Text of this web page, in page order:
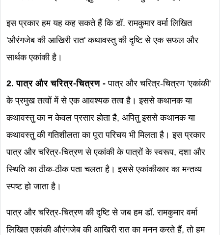
इस प्रकार हम यह कह सकते हैं कि डॉ. रामकुमार वर्मा लिखित
'औरंगजेब की आखिरी रात' कथावस्तु की दृष्टि से एक सफल और
सार्थक एकांकी है।
2. पात्र और चरित्र-चित्रण -पात्र और चरित्र-चित्रण 'एकांकी'
के प्रमुख तत्वों में से एक आवश्यक तत्व है। इससे कथानक या
कथावस्तु का न केवल प्रसार होता है, अपितु इससे कथानक या
कथावस्तु की गतिशीलता का पूरा परिचय भी मिलता है। इस प्रकार
पात्र और चरित्र-चित्रण से एकांकी के पात्रों के स्वरूप, दशा और
स्थिति का ठीक-ठीक पता चलता है। इससे एकांकीकार का मन्तव्य
स्पष्ट हो जाता है।
पात्र और चरित्र-चित्रण की दृष्टि से जब हम डॉ. रामकुमार वर्मा
लिखित एकांकी औरंगजेब की आखिरी रात का मनन करते हैं, तो हम